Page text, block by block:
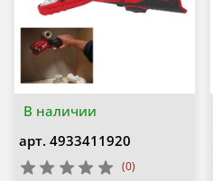
В наличии
арт. 4933411920
(0)